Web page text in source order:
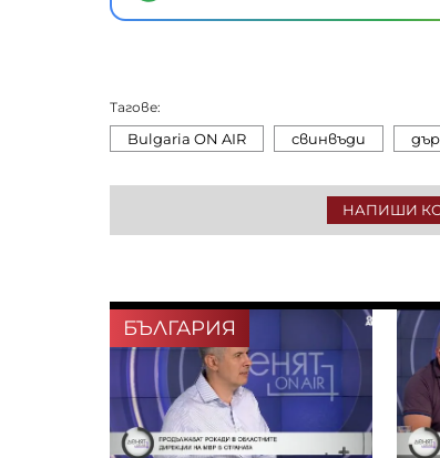
Тагове:
Bulgaria ON AIR свинвъди
НАПИШИ
БЪЛГАРИЯ